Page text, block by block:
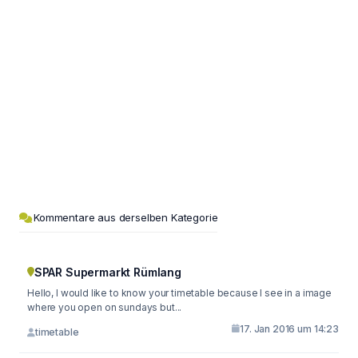
Kommentare aus derselben Kategorie
SPAR Supermarkt Rümlang
Hello, I would like to know your timetable because I see in a image
where you open on sundays but...
timetable 17. Jan 2016 um 14:23